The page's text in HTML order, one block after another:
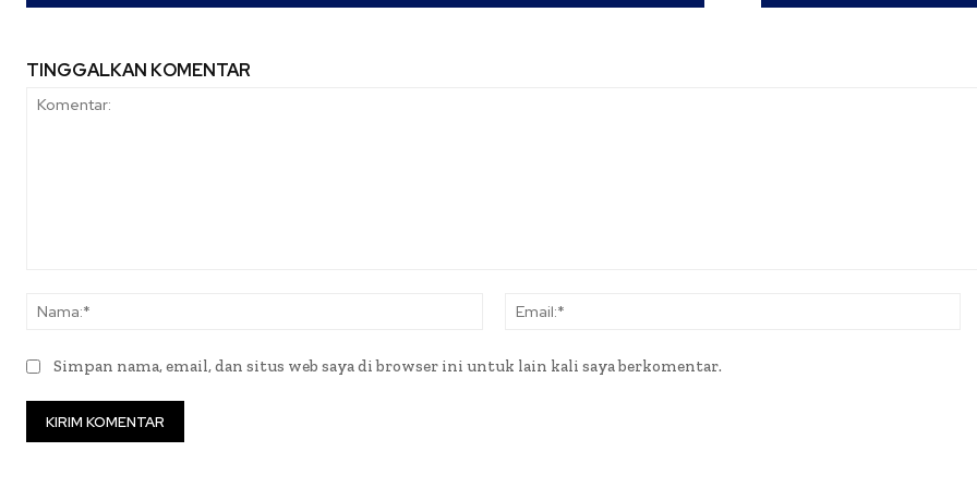
TINGGALKAN KOMENTAR
Nama:*
Simpan nama, email, dan situs web saya di browser ini untuk lain kali saya berkomentar.